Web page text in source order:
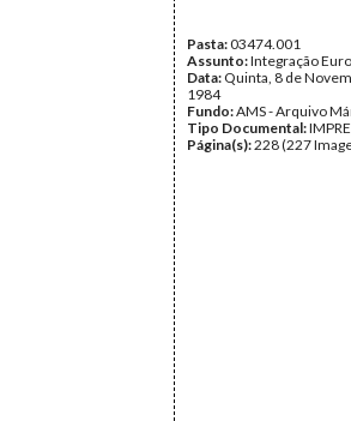
Pasta:03474.001
Assunto:Integração
Data: Quinta, 8 de
1984
Fundo:AMS - Arquivo
Tipo Documental:
Página(s):228 (227